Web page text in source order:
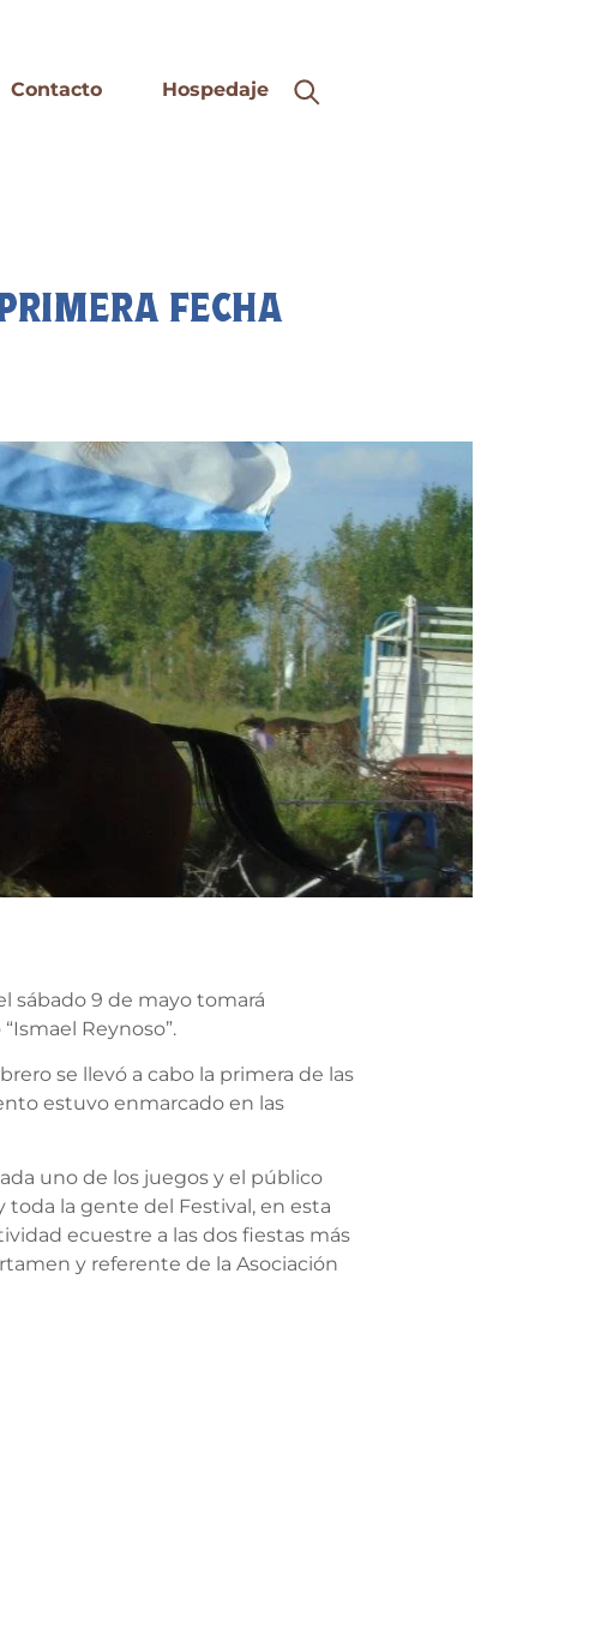
Contacto Hospedaje
FECHA
sábado 9 de mayo tomará
Reynoso”.
se llevó a cabo la primera de las
estuvo enmarcado en las
uno de los juegos y el público
la gente del Festival, en esta
ecuestre a las dos fiestas más
y referente de la Asociación